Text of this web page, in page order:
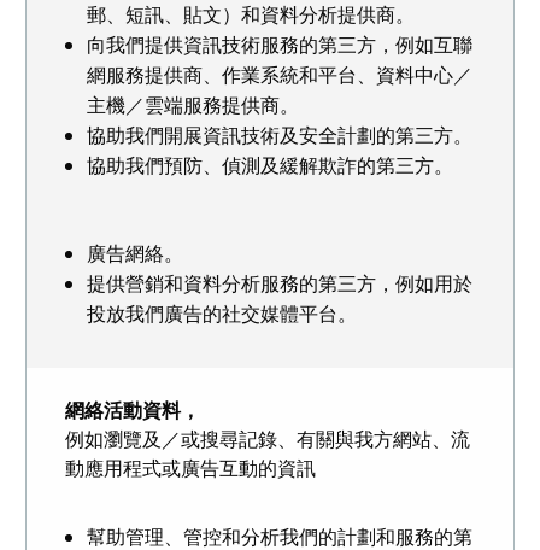
郵、短訊、貼文）和資料分析提供商。
向我們提供資訊技術服務的第三方，例如互聯
網服務提供商、作業系統和平台、資料中心／
主機／雲端服務提供商。
協助我們開展資訊技術及安全計劃的第三方。
協助我們預防、偵測及緩解欺詐的第三方。
廣告網絡。
提供營銷和資料分析服務的第三方，例如用於
投放我們廣告的社交媒體平台。
網絡活動資料，
例如瀏覽及／或搜尋記錄、有關與我方網站、流
動應用程式或廣告互動的資訊
幫助管理、管控和分析我們的計劃和服務的第